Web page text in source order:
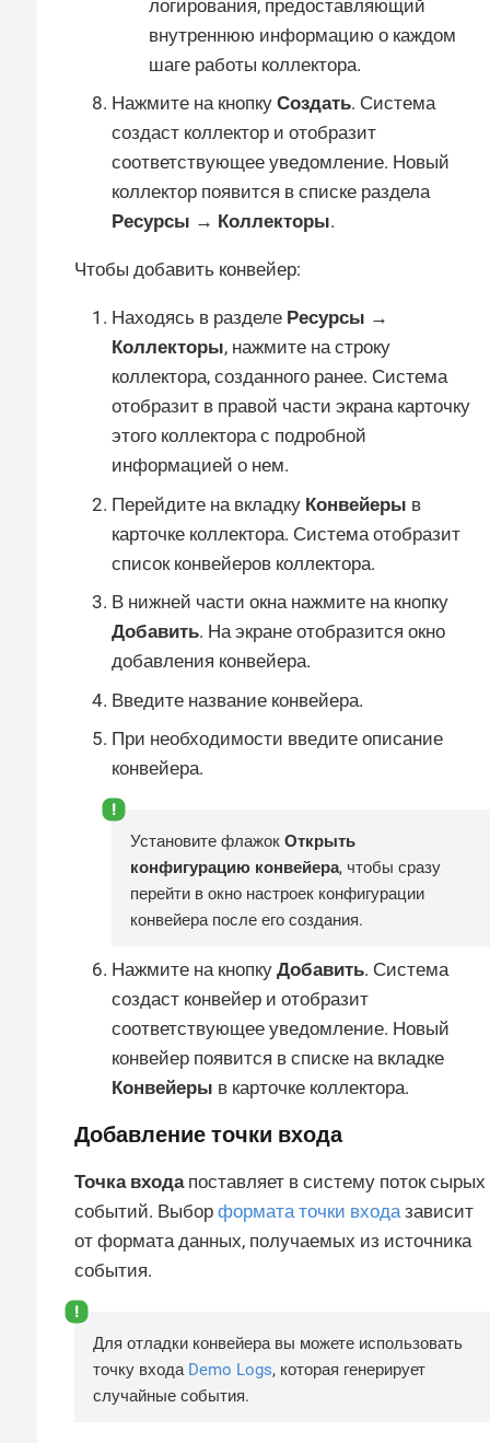
логирования, предоставляющий
внутреннюю информацию о каждом
шаге работы коллектора.
Нажмите на кнопку Создать. Система
создаст коллектор и отобразит
соответствующее уведомление. Новый
коллектор появится в списке раздела
Ресурсы → Коллекторы.
Чтобы добавить конвейер:
Находясь в разделе Ресурсы →
Коллекторы, нажмите на строку
коллектора, созданного ранее. Система
отобразит в правой части экрана карточку
этого коллектора с подробной
информацией о нем.
Перейдите на вкладку Конвейеры в
карточке коллектора. Система отобразит
список конвейеров коллектора.
В нижней части окна нажмите на кнопку
Добавить. На экране отобразится окно
добавления конвейера.
Введите название конвейера.
При необходимости введите описание
конвейера.
Установите флажок Открыть
конфигурацию конвейера, чтобы сразу
перейти в окно настроек конфигурации
конвейера после его создания.
Нажмите на кнопку Добавить. Система
создаст конвейер и отобразит
соответствующее уведомление. Новый
конвейер появится в списке на вкладке
Конвейеры в карточке коллектора.
Добавление точки входа
Точка входапоставляет в систему поток сырых
событий. Выбор формата точки входазависит
от формата данных, получаемых из источника
события.
Для отладки конвейера вы можете использовать
точку входа Demo Logs, которая генерирует
случайные события.